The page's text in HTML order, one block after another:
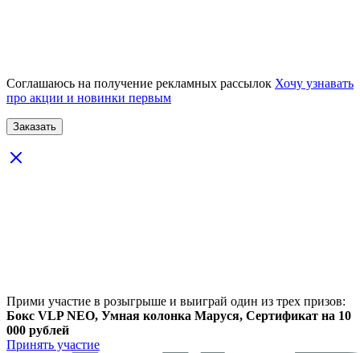
Соглашаюсь на получение рекламных рассылок Хочу узнавать
про акции и новинки первым
Прими участие в розыгрыше и выиграй один из трех призов:
Бокс VLP NEO, Умная колонка Маруся, Сертификат на 10
000 рублей
Принять участие